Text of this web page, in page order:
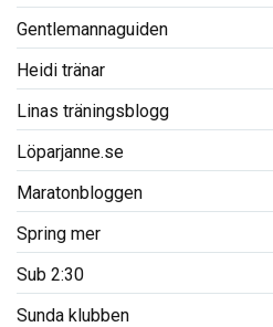
Gentlemannaguiden
Heidi tränar
Linas träningsblogg
Löparjanne.se
Maratonbloggen
Spring mer
Sub 2:30
Sunda klubben